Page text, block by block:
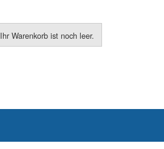
Ihr Warenkorb ist noch leer.